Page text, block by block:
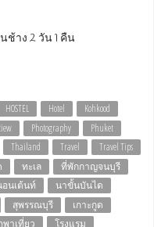
ช้าง 2 วัน 1 คืน
HOSTEL Hotel
Kohkood
Photography
Phuket
Thailand Travel
Travel Tips
ทะเล
ที่พักกาญจนบุรี
นเต้นท์
นาขั้นบันได
สุพรรณบุรี
เกาะกูด
พาเที่ยว
โรงแรม